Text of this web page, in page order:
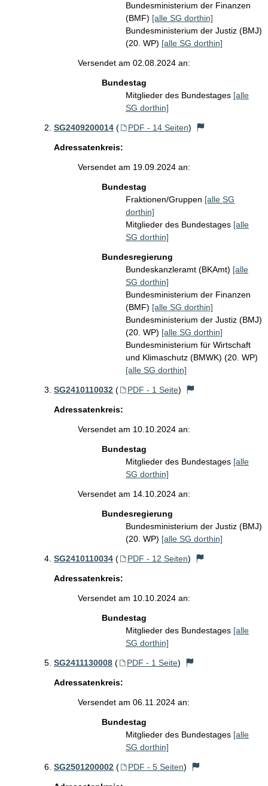
Bundesministerium der Finanzen
(BMF) [alle SG dorthin]
Bundesministerium der Justiz (BMJ)
(20. WP) [alle SG dorthin]
Versendet am 02.08.2024 an:
Bundestag
Mitglieder des Bundestages [alle
SG dorthin]
SG2409200014 ( PDF - 14 Seiten)
Adressatenkreis:
Versendet am 19.09.2024 an:
Bundestag
Fraktionen/Gruppen [alle SG
dorthin]
Mitglieder des Bundestages [alle
SG dorthin]
Bundesregierung
Bundeskanzleramt (BKAmt) [alle
SG dorthin]
Bundesministerium der Finanzen
(BMF) [alle SG dorthin]
Bundesministerium der Justiz (BMJ)
(20. WP) [alle SG dorthin]
Bundesministerium für Wirtschaft
und Klimaschutz (BMWK) (20. WP)
[alle SG dorthin]
SG2410110032 ( PDF - 1 Seite)
Adressatenkreis:
Versendet am 10.10.2024 an:
Bundestag
Mitglieder des Bundestages [alle
SG dorthin]
Versendet am 14.10.2024 an:
Bundesregierung
Bundesministerium der Justiz (BMJ)
(20. WP) [alle SG dorthin]
SG2410110034 ( PDF - 12 Seiten)
Adressatenkreis:
Versendet am 10.10.2024 an:
Bundestag
Mitglieder des Bundestages [alle
SG dorthin]
SG2411130008 ( PDF - 1 Seite)
Adressatenkreis:
Versendet am 06.11.2024 an:
Bundestag
Mitglieder des Bundestages [alle
SG dorthin]
SG2501200002 ( PDF - 5 Seiten)